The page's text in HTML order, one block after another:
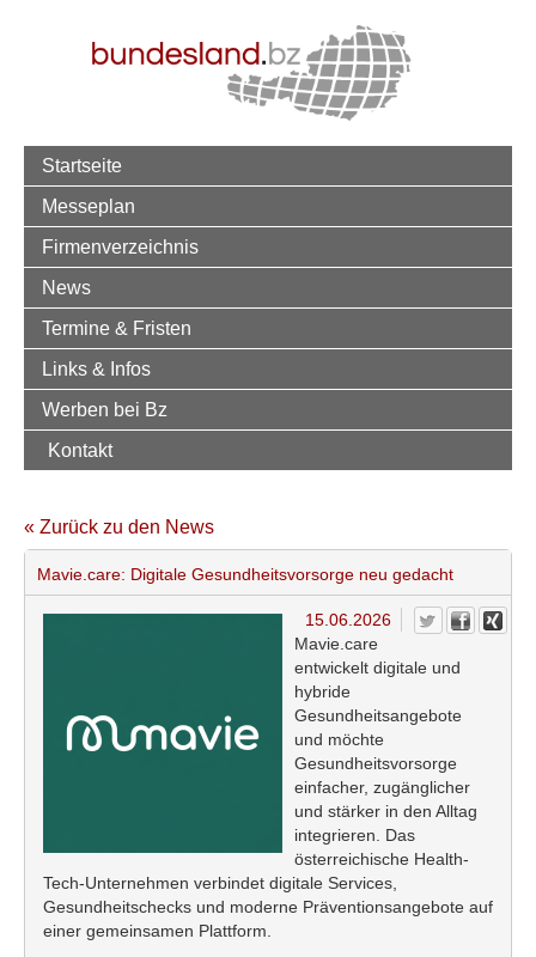
Startseite
Messeplan
Firmenverzeichnis
News
Termine & Fristen
Links & Infos
Werben bei Bz
Kontakt
« Zurück zu den News
Mavie.care: Digitale Gesundheitsvorsorge neu gedacht
15.06.2026
Mavie.care
entwickelt digitale und
hybride
Gesundheitsangebote
und möchte
Gesundheitsvorsorge
einfacher, zugänglicher
und stärker in den Alltag
integrieren. Das
österreichische Health-
Tech-Unternehmen verbindet digitale Services,
Gesundheitschecks und moderne Präventionsangebote auf
einer gemeinsamen Plattform.